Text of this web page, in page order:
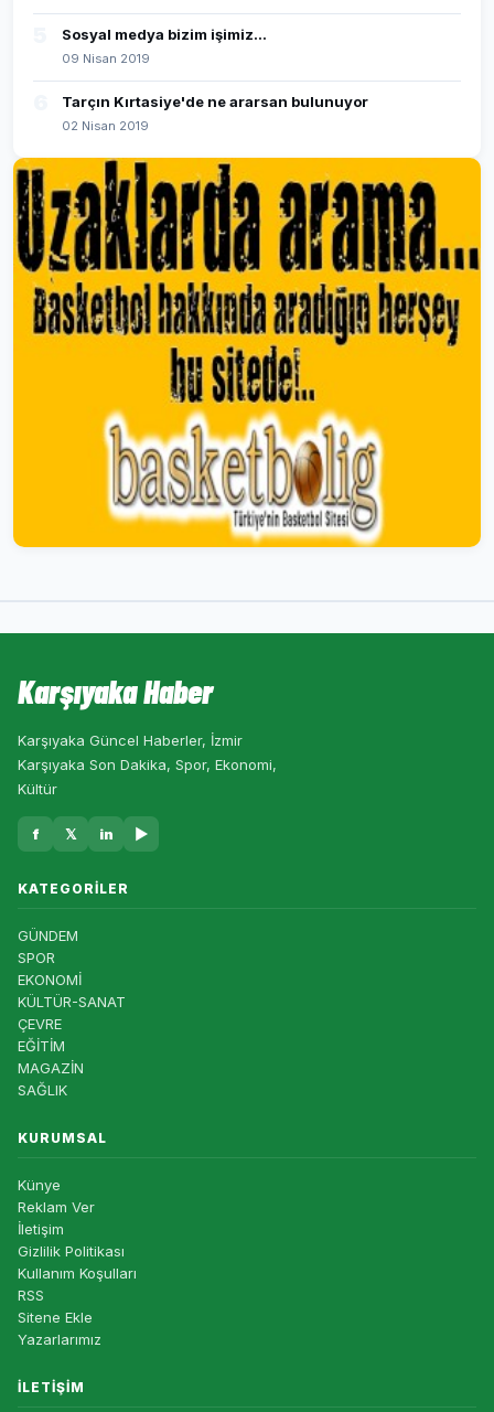
Sosyal medya bizim işimiz...
09 Nisan 2019
Tarçın Kırtasiye'de ne ararsan bulunuyor
02 Nisan 2019
Karşıyaka Haber
Karşıyaka Güncel Haberler, İzmir
Karşıyaka Son Dakika, Spor, Ekonomi,
Kültür
f 𝕏 in ▶
KATEGORILER
GÜNDEM
SPOR
EKONOMİ
KÜLTÜR-SANAT
ÇEVRE
EĞİTİM
MAGAZİN
SAĞLIK
KURUMSAL
Künye
Reklam Ver
İletişim
Gizlilik Politikası
Kullanım Koşulları
RSS
Sitene Ekle
Yazarlarımız
İLETIŞIM